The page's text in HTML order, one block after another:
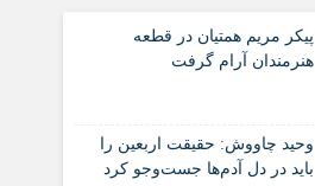
پیکر مریم همتیان در قطعه
هنرمندان آرام گرفت
وحید چاووش: حقیقت اربعین را
باید در دل آدم‌ها جست‌وجو کرد